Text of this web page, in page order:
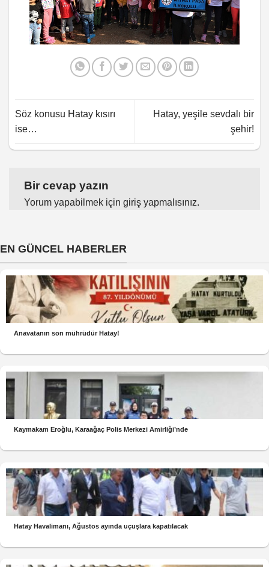
Söz konusu Hatay kısırı
ise…
Hatay, yeşile sevdalı bir
şehir!
Bir cevap yazın
Yorum yapabilmek için giriş yapmalısınız.
EN GÜNCEL HABERLER
Anavatanın son mührüdür Hatay!
Kaymakam Eroğlu, Karaağaç Polis Merkezi Amirliği’nde
Hatay Havalimanı, Ağustos ayında uçuşlara kapatılacak